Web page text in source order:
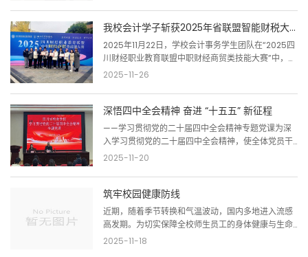
了预期成效，获得参训学员及主办单位的高度认可。
为确保培训质量，我校前期与达州市发展和改革委员
会充分对接，深入调研岗位核心需求，量身定制培训
方案。方案围绕“夯实粮食安全根基，提升现代化治理
我校会计学子斩获2025年省联盟智能财税大赛一等奖
2025年11月22日，学校会计事务学生团队在“2025四
川财经职业教育联盟中职财经商贸类技能大赛”中，凭
借项目《业财融合：用新零售财务思维赋能传统加油
队以“业财融合”为核心，锚定传统加油站转型痛点，
打出三大创新组合拳：一是新零售企业价值模型。以
新零售企业价值理论重构传统加油站企业价值模型，
锁定边际贡献，深挖促销费用；二是盈亏平衡分析
2025-11-26
深悟四中全会精神 奋进 “十五五” 新征程
——学习贯彻党的二十届四中全会精神专题党课为深
入学习贯彻党的二十届四中全会精神，使全体党员干
部更好地领会二十届四中全会的丰富内涵与实践要
务。2025年11月11日，我校特邀省直机关党校经济学
教研部主任周红芳副教授，为全体党员及中层以上干
部讲授学习贯彻二十届四中全会精神专题党课。周教
授的专题党课紧扣五年规划的重大意义，系统回顾了
2025-11-20
筑牢校园健康防线
近期，随着季节转换和气温波动，国内多地进入流感
高发期。为切实保障全校师生员工的身体健康与生命
安全，有效阻断流感病毒在校园内的传播，营造安
2025-11-18